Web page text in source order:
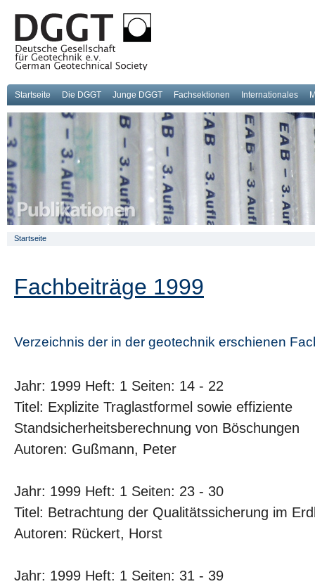
Startseite Die DGGT Junge DGGT Fachsektionen Internationales
Startseite
Fachbeiträge 1999
Verzeichnis der in der geotechnik erschienen
Jahr: 1999 Heft: 1 Seiten: 14 - 22
Titel: Explizite Traglastformel sowie effiziente
Standsicherheitsberechnung von Böschungen
Autoren: Gußmann, Peter
Jahr: 1999 Heft: 1 Seiten: 23 - 30
Titel: Betrachtung der Qualitätssicherung im
Autoren: Rückert, Horst
Jahr: 1999 Heft: 1 Seiten: 31 - 39